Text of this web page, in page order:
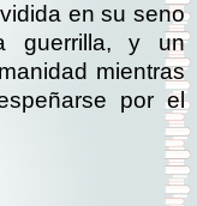
en su seno
guerrilla, y un
mientras
por el